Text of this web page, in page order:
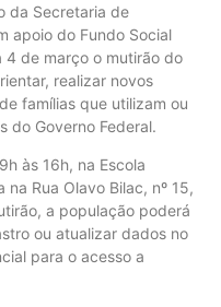
da Secretaria de
apoio do Fundo Social
4 de março o mutirão do
realizar novos
famílias que utilizam ou
do Governo Federal.
às 16h, na Escola
Rua Olavo Bilac, nº 15,
a população poderá
ou atualizar dados no
para o acesso a